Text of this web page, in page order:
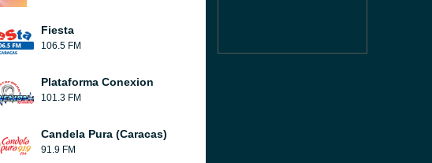
Fiesta
106.5 FM
Plataforma Conexion
101.3 FM
Candela Pura (Caracas)
91.9 FM